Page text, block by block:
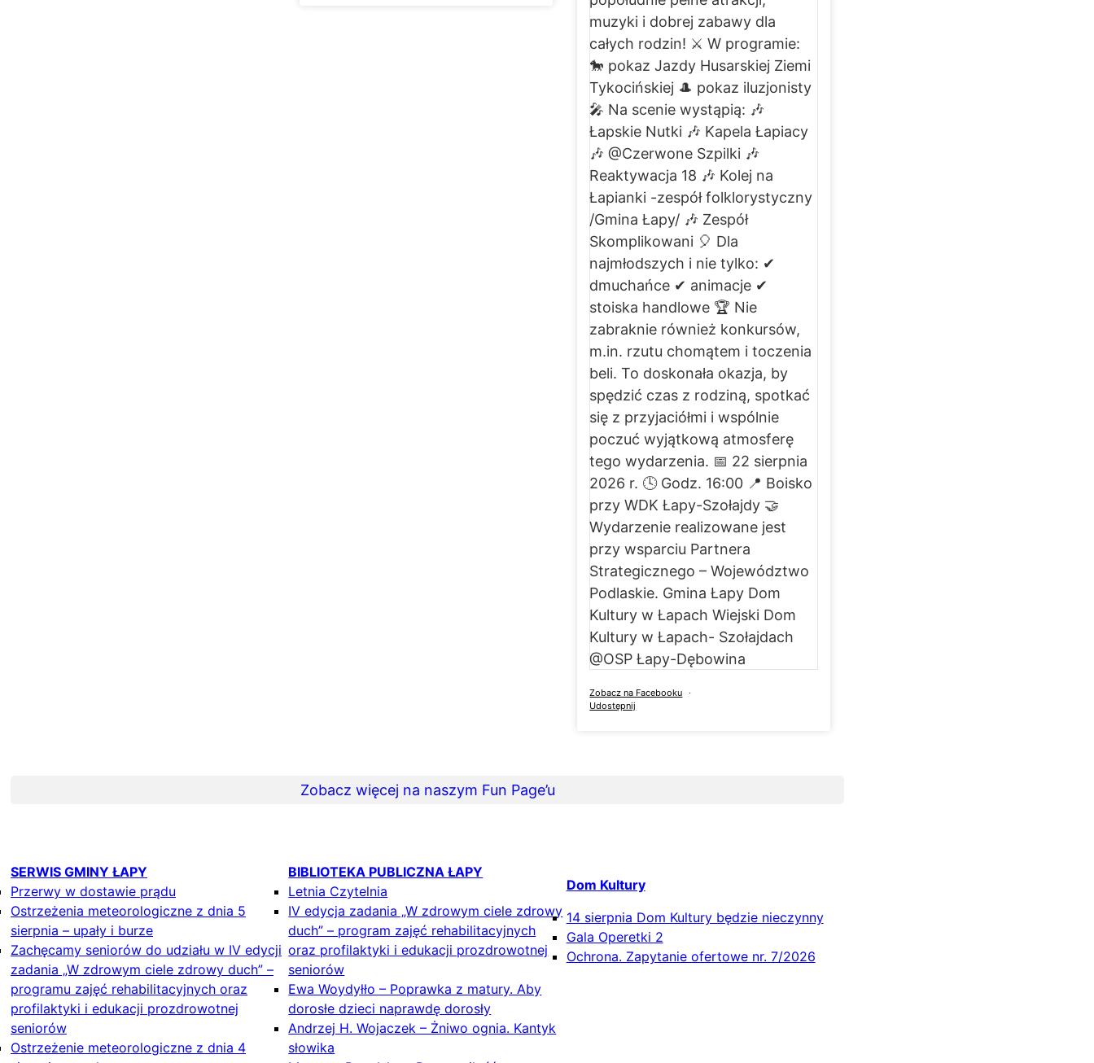
Zobacz na Facebooku
·
Udostępnij
Zobacz więcej na naszym Fun Page’u
SERWIS GMINY ŁAPY
Przerwy w dostawie prądu
Ostrzeżenia meteorologiczne z dnia 5
sierpnia – upały i burze
Zachęcamy seniorów do udziału w IV edycji
zadania „W zdrowym ciele zdrowy duch” –
programu zajęć rehabilitacyjnych oraz
profilaktyki i edukacji prozdrowotnej
seniorów
Ostrzeżenie meteorologiczne z dnia 4
BIBLIOTEKA PUBLICZNA ŁAPY
Letnia Czytelnia
IV edycja zadania „W zdrowym ciele zdrowy
duch” – program zajęć rehabilitacyjnych
oraz profilaktyki i edukacji prozdrowotnej
seniorów
Ewa Woydyłło – Poprawka z matury. Aby
dorosłe dzieci naprawdę dorosły
Andrzej H. Wojaczek – Żniwo ognia. Kantyk
słowika
Dom Kultury
14 sierpnia Dom Kultury będzie nieczynny
Gala Operetki 2
Ochrona. Zapytanie ofertowe nr. 7/2026